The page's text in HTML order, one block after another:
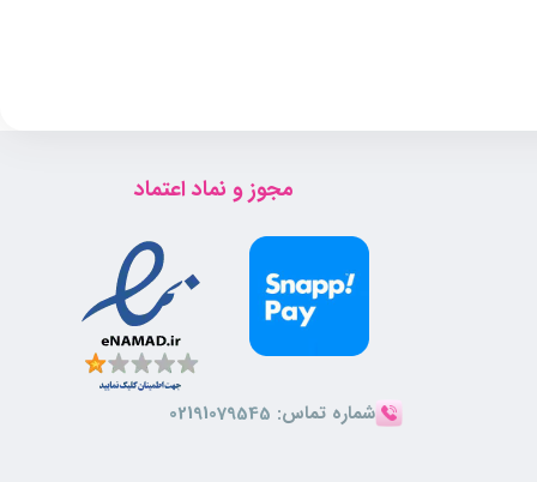
چرب عملکرد مؤثری دارد. این محصول با بافت سبک و جذب سریع
مجوز و نماد اعتماد
شماره تماس: 02191079545